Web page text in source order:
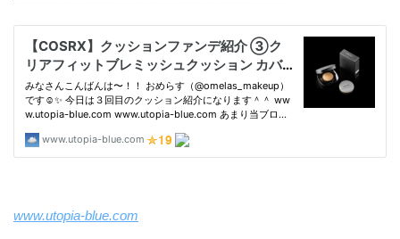
www.utopia-blue.com